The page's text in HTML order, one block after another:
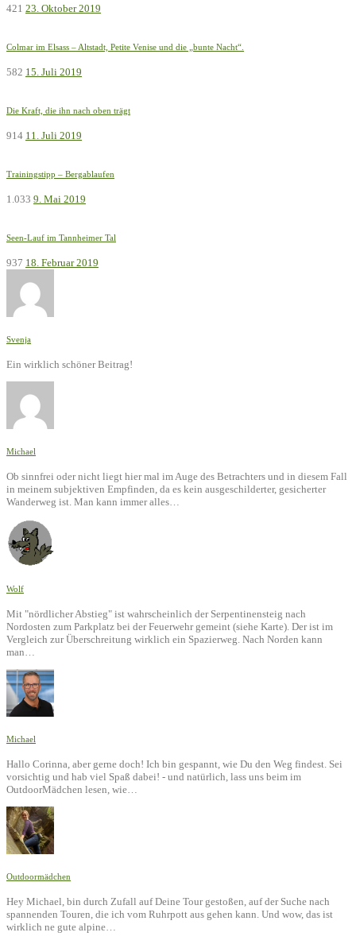
421 23. Oktober 2019
Colmar im Elsass – Altstadt, Petite Venise und die „bunte Nacht“.
582 15. Juli 2019
Die Kraft, die ihn nach oben trägt
914 11. Juli 2019
Trainingstipp – Bergablaufen
1.033 9. Mai 2019
Seen-Lauf im Tannheimer Tal
937 18. Februar 2019
Svenja
Ein wirklich schöner Beitrag!
Michael
Ob sinnfrei oder nicht liegt hier mal im Auge des Betrachters und in diesem Fall
in meinem subjektiven Empfinden, da es kein ausgeschilderter, gesicherter
Wanderweg ist. Man kann immer alles…
Wolf
Mit "nördlicher Abstieg" ist wahrscheinlich der Serpentinensteig nach
Nordosten zum Parkplatz bei der Feuerwehr gemeint (siehe Karte). Der ist im
Vergleich zur Überschreitung wirklich ein Spazierweg. Nach Norden kann
man…
Michael
Hallo Corinna, aber gerne doch! Ich bin gespannt, wie Du den Weg findest. Sei
vorsichtig und hab viel Spaß dabei! - und natürlich, lass uns beim im
OutdoorMädchen lesen, wie…
Outdoormädchen
Hey Michael, bin durch Zufall auf Deine Tour gestoßen, auf der Suche nach
spannenden Touren, die ich vom Ruhrpott aus gehen kann. Und wow, das ist
wirklich ne gute alpine…